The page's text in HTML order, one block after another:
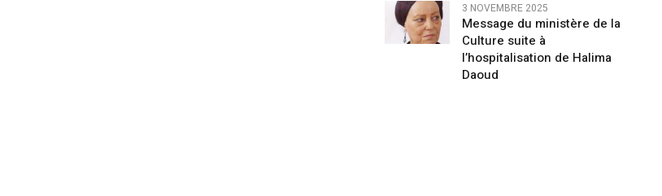
3 NOVEMBRE 2025
Message du ministère de la
Culture suite à
l’hospitalisation de Halima
Daoud